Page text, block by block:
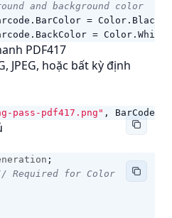
and background color
. BarColor = Color . Black
. BackColor = Color . White
PDF417
JPEG, hoặc bất kỳ định
pass-pdf417.png" ,
;
Required for Color